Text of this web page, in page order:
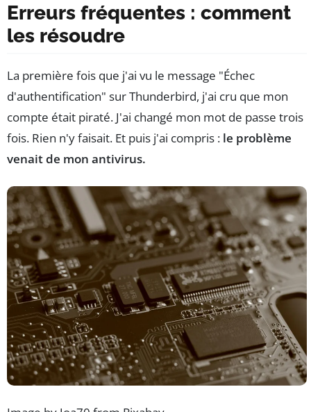
Erreurs fréquentes : comment
les résoudre
La première fois que j'ai vu le message "Échec
d'authentification" sur Thunderbird, j'ai cru que mon
compte était piraté. J'ai changé mon mot de passe trois
fois. Rien n'y faisait. Et puis j'ai compris : le problème
venait de mon antivirus.